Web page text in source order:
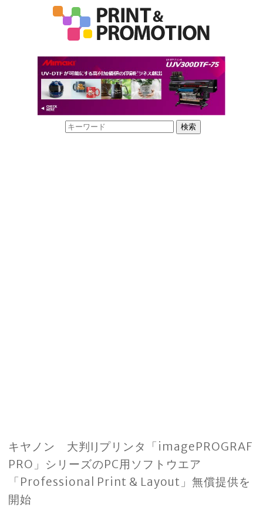
キヤノン 大判IJプリンタ「imagePROGRAF
PRO」シリーズのPC用ソフトウエア
「Professional Print & Layout」無償提供を
開始